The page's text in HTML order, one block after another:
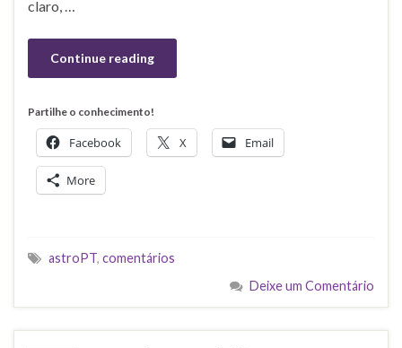
claro, …
Continue reading
Partilhe o conhecimento!
Facebook X Email
More
astroPT, comentários
Deixe um Comentário